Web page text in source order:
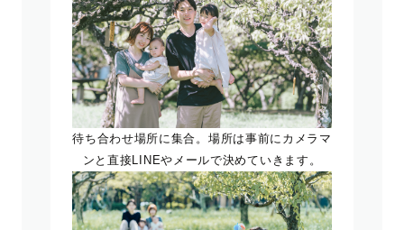
待ち合わせ場所に集合。場所は事前にカメラマ
ンと直接LINEやメールで決めていきます。